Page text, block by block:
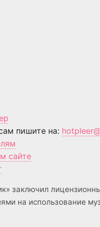
пишите на:
сайте
заключил
на использование